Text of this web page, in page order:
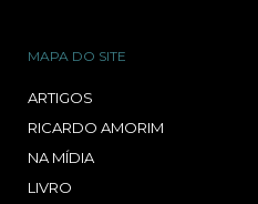
MAPA DO SITE
ARTIGOS
RICARDO AMORIM
NA MÍDIA
LIVRO